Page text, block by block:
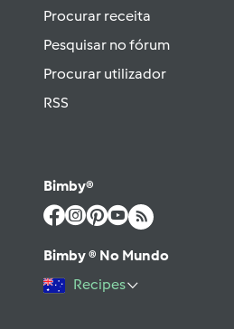
Procurar receita
Pesquisar no fórum
Procurar utilizador
RSS
Bimby®
Bimby ® No Mundo
Recipes